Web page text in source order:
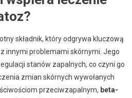
składnik, który odgrywa kluczową
innymi problemami skórnymi. Jego
stanów zapalnych, co czyni go
zmian skórnych wywołanych
przeciwzapalnym, beta-